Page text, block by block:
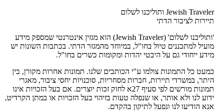
Jewish Traveler ותוליכנו לשלום
תיירות לציבור הדתי
'ותוליכנו לשלום' (Jewish Traveler) הוא מגזין אינטרנטי שמספק מידע
מועיל למתכננים טיול בחו"ל, במיוחד מהמגזר הדתי. בכתבות השונות יש
מידע ייחודי גם על היבטי יהדות ומקומות כשרים בחו"ל.
כמעט כל התמונות צולמו ע"י הכותבים שלנו. תמונות אחרות מקורן, בין
היתר, במשרדי תיירות, חברות מסחריות, סוכנויות יחסי ציבור, מאגרי
תמונות מורשים לפי סעיף 27א לחוק זכות יוצרים. אם בעל הזכויות אינו
ידוע לנו ולא אותר, או שנפלה טעות בזיהוי בעל הזכויות או במתן הקרדיט,
אנא הודיעו לנו ונפעל לתיקון בהקדם.